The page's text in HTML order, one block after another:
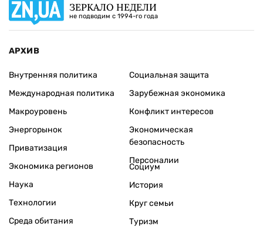
ЗЕРКАЛО НЕДЕЛИ
не подводим с 1994-го года
АРХИВ
Внутренняя политика
Международная политика
Макроуровень
Энергорынок
Приватизация
Экономика регионов
Социальная защита
Зарубежная экономика
Конфликт интересов
Экономическая
безопасность
Персоналии
Наука
Технологии
Среда обитания
Социум
История
Круг семьи
Туризм